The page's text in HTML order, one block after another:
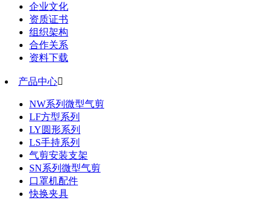
企业文化
资质证书
组织架构
合作关系
资料下载
产品中心
NW系列微型气剪
LF方型系列
LY圆形系列
LS手持系列
气剪安装支架
SN系列微型气剪
口罩机配件
快换夹具